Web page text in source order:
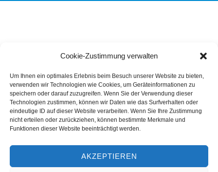
Cookie-Zustimmung verwalten
Um Ihnen ein optimales Erlebnis beim Besuch unserer Website zu bieten,
verwenden wir Technologien wie Cookies, um Geräteinformationen zu
speichern oder darauf zuzugreifen. Wenn Sie der Verwendung dieser
Technologien zustimmen, können wir Daten wie das Surfverhalten oder
eindeutige ID auf dieser Website verarbeiten. Wenn Sie Ihre Zustimmung
nicht erteilen oder zurückziehen, können bestimmte Merkmale und
Funktionen dieser Website beeinträchtigt werden.
AKZEPTIEREN